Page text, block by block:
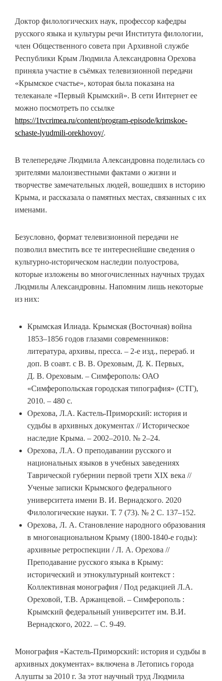
Доктор филологических наук, профессор кафедры
русского языка и культуры речи Института филологии,
член Общественного совета при Архивной службе
Республики Крым Людмила Александровна Орехова
приняла участие в съёмках телевизионной передачи
«Крымское счастье», которая была показана на
телеканале «Первый Крымский». В сети Интернет ее
можно посмотреть по ссылке
https://1tvcrimea.ru/content/program-episode/krimskoe-
schaste-lyudmili-orekhovoy/.
В телепередаче Людмила Александровна поделилась со
зрителями малоизвестными фактами о жизни и
творчестве замечательных людей, вошедших в историю
Крыма, и рассказала о памятных местах, связанных с их
именами.
Безусловно, формат телевизионной передачи не
позволил вместить все те интереснейшие сведения о
культурно-историческом наследии полуострова,
которые изложены во многочисленных научных трудах
Людмилы Александровны. Напомним лишь некоторые
из них:
Крымская Илиада. Крымская (Восточная) война
1853–1856 годов глазами современников:
литература, архивы, пресса. – 2-е изд., перераб. и
доп. В соавт. с В. В. Ореховым, Д. К. Первых,
Д. В. Ореховым. – Симферополь: ОАО
«Симферопольская городская типография» (СТГ),
2010. – 480 с.
Орехова, Л.А. Кастель-Приморский: история и
судьбы в архивных документах // Историческое
наследие Крыма. – 2002–2010. № 2–24.
Орехова, Л.А. О преподавании русского и
национальных языков в учебных заведениях
Таврической губернии первой трети XIX века //
Ученые записки Крымского федерального
университета имени В. И. Вернадского. 2020
Филологические науки. Т. 7 (73). № 2 С. 137–152.
Орехова, Л. А. Становление народного образования
в многонациональном Крыму (1800-1840-е годы):
архивные ретроспекции / Л. А. Орехова //
Преподавание русского языка в Крыму:
исторический и этнокультурный контекст :
Коллективная монография / Под редакцией Л.А.
Ореховой, Т.В. Аржанцевой. – Симферополь :
Крымский федеральный университет им. В.И.
Вернадского, 2022. – С. 9-49.
Монография «Кастель-Приморский: история и судьбы в
архивных документах» включена в Летопись города
Алушты за 2010 г. За этот научный труд Людмила